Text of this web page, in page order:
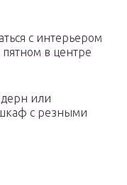
с интерьером
в центре
или
с резными